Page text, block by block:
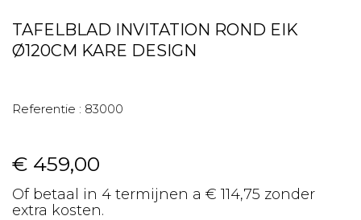
TAFELBLAD INVITATION ROND EIK
Ø120CM KARE DESIGN
Referentie : 83000
€ 459,00
Of betaal in 4 termijnen a € 114,75 zonder
extra kosten.